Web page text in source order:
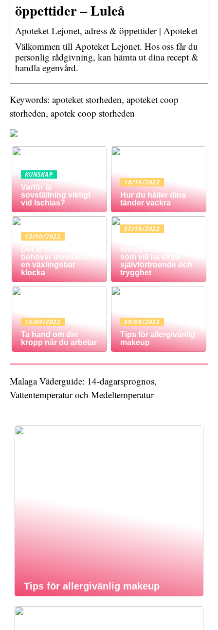
öppettider – Luleå
Apoteket Lejonet, adress & öppettider | Apoteket
Välkommen till Apoteket Lejonet. Hos oss får du
personlig rådgivning, kan hämta ut dina recept &
handla egenvård.
Keywords: apoteket storheden, apoteket coop
storheden, apotek coop storheden
KUNSKAP
Varför är
sovställning viktigt
vid Ischias?
18/10/2022
Hur du håller dina
tänder vackra
13/10/2022
Det är därför du
behöver investera i
en växlingsbar
klocka
07/10/2022
snäpplås är för dig
som vill ha extra
självförtroende och
trygghet
15/09/2022
Ta hand om din
kropp när du arbetar
09/09/2022
Tips för allergivänlig
makeup
Malaga Väderguide: 14-dagarsprognos,
Vattentemperatur och Medeltemperatur
Tips för allergivänlig makeup